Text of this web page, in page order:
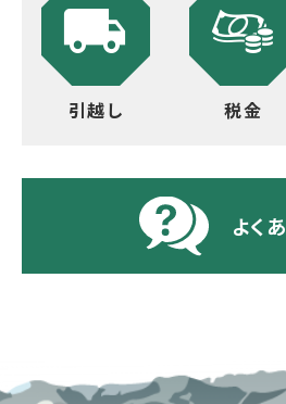
引越し 税金
よく